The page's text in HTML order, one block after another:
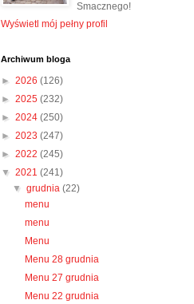
Smacznego!
Wyświetl mój pełny profil
Archiwum bloga
► 2026 (126)
► 2025 (232)
► 2024 (250)
► 2023 (247)
► 2022 (245)
▼ 2021 (241)
▼grudnia(22)
menu
menu
Menu
Menu 28 grudnia
Menu 27 grudnia
Menu 22 grudnia